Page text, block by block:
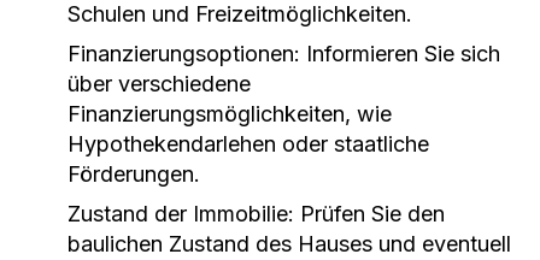
Schulen und Freizeitmöglichkeiten.
Finanzierungsoptionen: Informieren Sie sich
über verschiedene
Finanzierungsmöglichkeiten, wie
Hypothekendarlehen oder staatliche
Förderungen.
Zustand der Immobilie: Prüfen Sie den
baulichen Zustand des Hauses und eventuell